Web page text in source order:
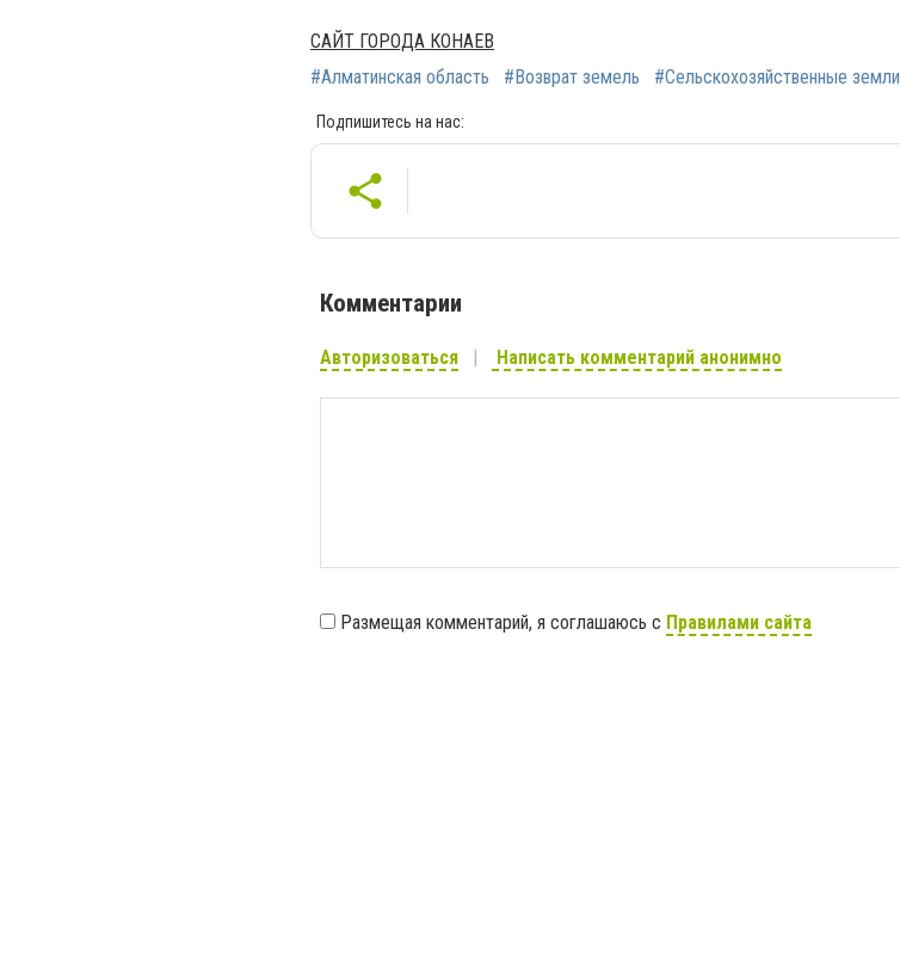
САЙТ ГОРОДА КОНАЕВ
#Алматинская область
#Возврат земель #Сельскохозяйственные земли
Подпишитесь на нас:
Комментарии
Авторизоваться Написать комментарий анонимно
Размещая комментарий, я соглашаюсь с Правилами сайта